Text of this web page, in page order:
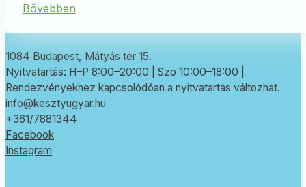
Bővebben
1084 Budapest, Mátyás tér 15.
Nyitvatartás: H–P 8:00–20:00 | Szo 10:00–18:00 |
Rendezvényekhez kapcsolódóan a nyitvatartás változhat.
info@kesztyugyar.hu
+361/7881344
Facebook
Instagram